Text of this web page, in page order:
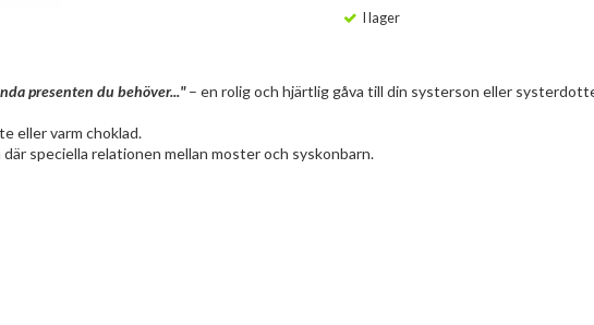
I lager
presenten du behöver..."– en rolig och hjärtlig gåva till din systerson eller
eller varm choklad.
speciella relationen mellan moster och syskonbarn.